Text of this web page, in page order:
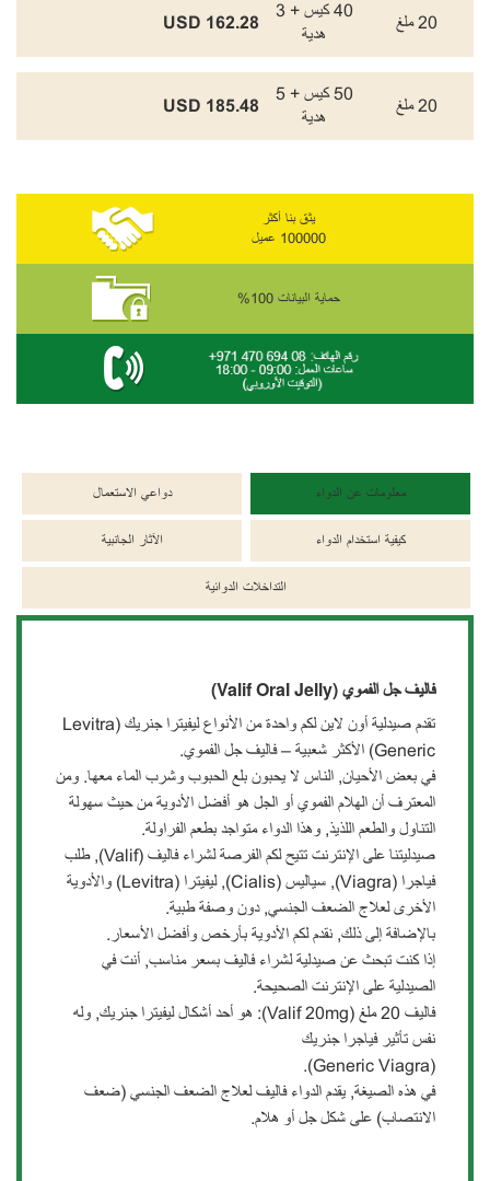
20 ملغ
40 كيس + 3
هدية
162.28 USD
20 ملغ
50 كيس + 5
هدية
185.48 USD
يثق بنا أكثر
100000 عميل
حماية البيانات 100%
معلومات عن الدواء دواعي الاستعمال
كيفية استخدام الدواء الآثار الجانبية
التداخلات الدوائية
فاليف جل الفموي (Valif Oral Jelly)
تقدم صيدلية أون لاين لكم واحدة من الأنواع ليفيترا جنريك (Levitra
Generic) الأكثر شعبية – فاليف جل الفموي.
في بعض الأحيان, الناس لا يحبون بلع الحبوب وشرب الماء معها. ومن
المعترف أن الهلام الفموي أو الجل هو أفضل الأدوية من حيث سهولة
التناول والطعم اللذيذ, وهذا الدواء متواجد بطعم الفراولة.
صيدليتنا على الإنترنت تتيح لكم الفرصة لشراء فاليف (Valif), طلب
فياجرا (Viagra), سياليس (Cialis), ليفيترا (Levitra) والأدوية
الأخرى لعلاج الضعف الجنسي, دون وصفة طبية.
بالإضافة إلى ذلك, نقدم لكم الأدوية بأرخص وأفضل الأسعار.
إذا كنت تبحث عن صيدلية لشراء فاليف بسعر مناسب, أنت في
الصيدلية على الإنترنت الصحيحة.
فاليف 20 ملغ (Valif 20mg): هو أحد أشكال ليفيترا جنريك, وله
نفس تأثير فياجرا جنريك
(Generic Viagra).
في هذه الصيغة, يقدم الدواء فاليف لعلاج الضعف الجنسي (ضعف
الانتصاب) على شكل جل أو هلام.